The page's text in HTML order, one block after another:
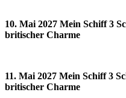
10. Mai 2027 Mein Schiff 3
britischer Charme
11. Mai 2027 Mein Schiff 3
britischer Charme